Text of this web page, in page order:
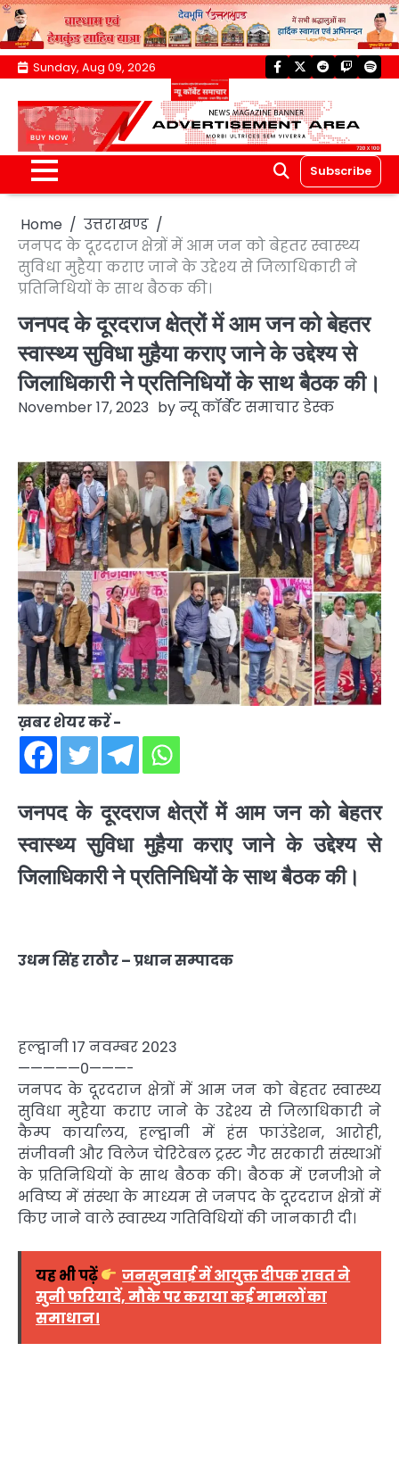
Skip
content
Sunday, Aug 09, 2026 facebook
twitterreddittwitch
Subscribe
Home
उत्तराखण्ड
जनपद के दूरदराज क्षेत्रों में आम जन को बेहतर स्वास्थ्य
सुविधा मुहैया कराए जाने के उद्देश्य से जिलाधिकारी ने
प्रतिनिधियों के साथ बैठक की।
जनपद के दूरदराज क्षेत्रों में आम जन को बेहतर
स्वास्थ्य सुविधा मुहैया कराए जाने के उद्देश्य से
जिलाधिकारी ने प्रतिनिधियों के साथ बैठक की।
November 17, 2023 byन्यू कॉर्बेट समाचार डेस्क
ख़बर शेयर करें -
जनपद के दूरदराज क्षेत्रों में आम जन को बेहतर
स्वास्थ्य सुविधा मुहैया कराए जाने के उद्देश्य से
जिलाधिकारी ने प्रतिनिधियों के साथ बैठक की।
उधम सिंह राठौर – प्रधान सम्पादक
हल्द्वानी 17 नवम्बर 2023
—————0———-
जनपद के दूरदराज क्षेत्रों में आम जन को बेहतर स्वास्थ्य
सुविधा मुहैया कराए जाने के उद्देश्य से जिलाधिकारी ने
कैम्प कार्यालय, हल्द्वानी में हंस फाउंडेशन, आरोही,
संजीवनी और विलेज चेरिटेबल ट्रस्ट गैर सरकारी संस्थाओं
के प्रतिनिधियों के साथ बैठक की। बैठक में एनजीओ ने
भविष्य में संस्था के माध्यम से जनपद के दूरदराज क्षेत्रों में
किए जाने वाले स्वास्थ्य गतिविधियों की जानकारी दी।
यह भी पढ़ें
जनसुनवाई में आयुक्त दीपक रावत ने
सुनी फरियादें, मौके पर कराया कई मामलों का
समाधान।